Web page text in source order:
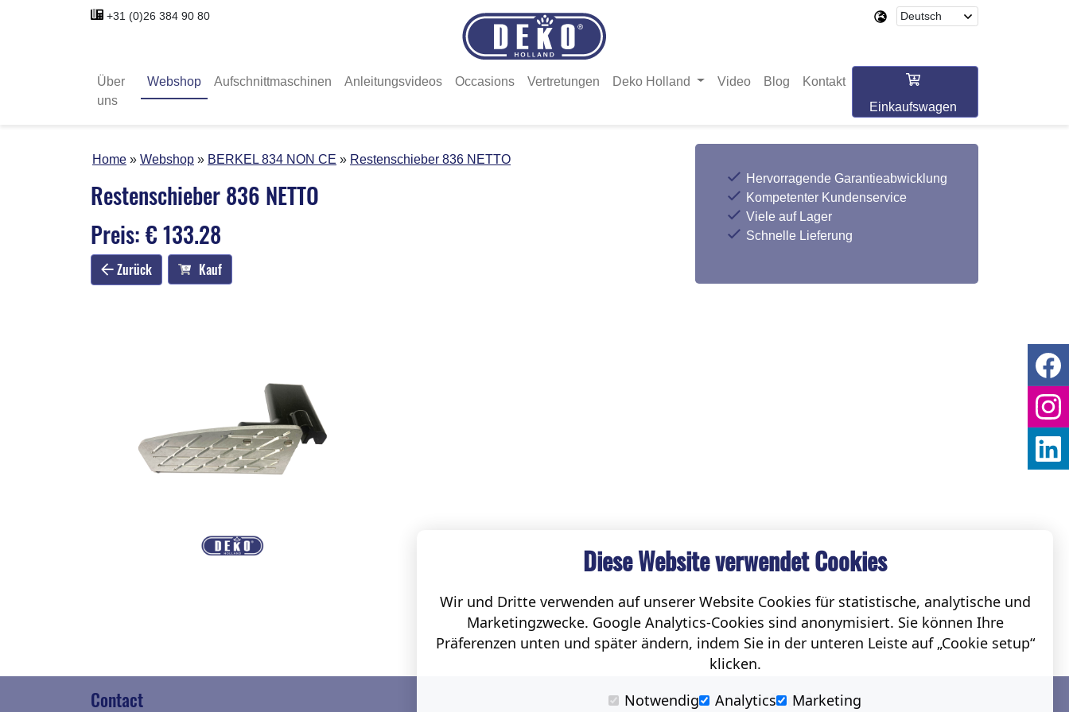
+31 (0)26 384 90 80
Über
uns
Webshop Aufschnittmaschinen Anleitungsvideos Occasions Vertretungen Deko Holland Video Blog
Kontakt
Einkaufswagen
Home Webshop BERKEL 834 NON CE Restenschieber 836 NETTO
Restenschieber 836 NETTO
Preis: € 133.28
Zurück Kauf
Hervorragende Garantieabwicklung
Kompetenter Kundenservice
Viele auf Lager
Schnelle Lieferung
Contact Social
Diese Website verwendet Cookies
Wir und Dritte verwenden auf unserer Website Cookies für statistische, analytische und
Marketingzwecke. Google Analytics-Cookies sind anonymisiert. Sie können Ihre
Präferenzen unten und später ändern, indem Sie in der unteren Leiste auf „Cookie setup“
klicken.
Notwendig
Analytics Marketing